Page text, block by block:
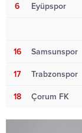
6 Eyüpspor
16 Samsunspor
17 Trabzonspor
18 Çorum FK